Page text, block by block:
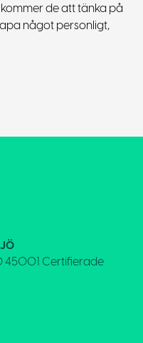
de att tänka på
något personligt,
45001 Certifierade